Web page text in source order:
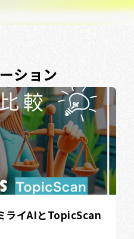
ション
ライAIとTopicScan